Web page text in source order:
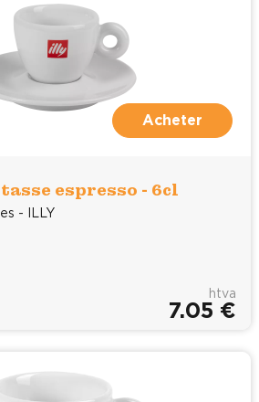
Acheter
espresso - 6cl
- ILLY
htva
7.05 €